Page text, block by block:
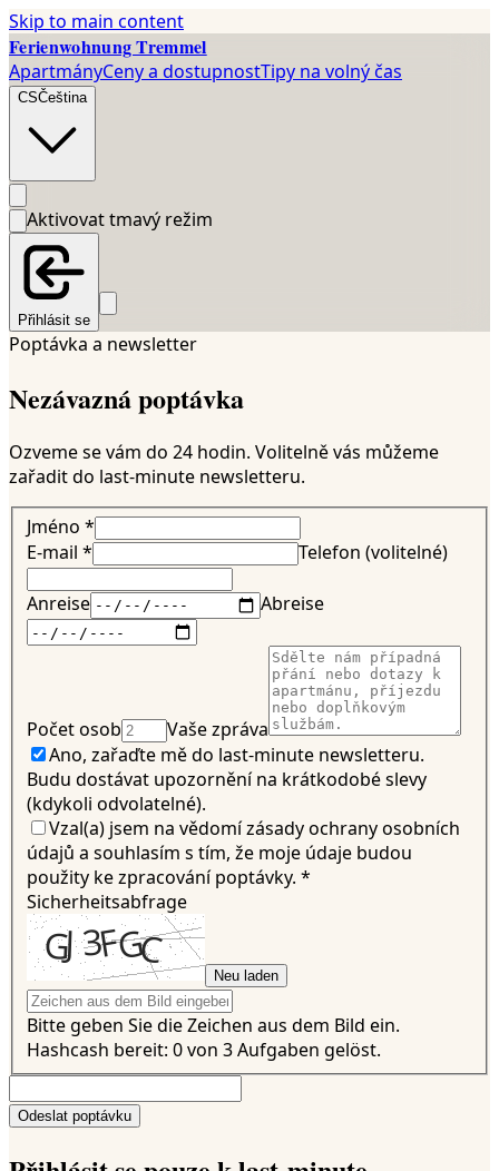
Skip to main content
Ferienwohnung Tremmel
ApartmányCeny a dostupnostTipy na volný čas
CSČeština
Aktivovat tmavý režim
Přihlásit se
Poptávka a newsletter
Nezávazná poptávka
Ozveme se vám do 24 hodin. Volitelně vás můžeme
zařadit do last-minute newsletteru.
Jméno *
E-mail * Telefon (volitelné)
Anreise Abreise
Počet osob
Vaše zpráva
Ano, zařaďte mě do last-minute newsletteru.
Budu dostávat upozornění na krátkodobé slevy
(kdykoli odvolatelné).
Vzal(a) jsem na vědomí zásady ochrany osobních
údajů a souhlasím s tím, že moje údaje budou
použity ke zpracování poptávky. *
Sicherheitsabfrage
Neu laden
Bitte geben Sie die Zeichen aus dem Bild ein.
Hashcash bereit: 0 von 3 Aufgaben gelöst.
Odeslat poptávku